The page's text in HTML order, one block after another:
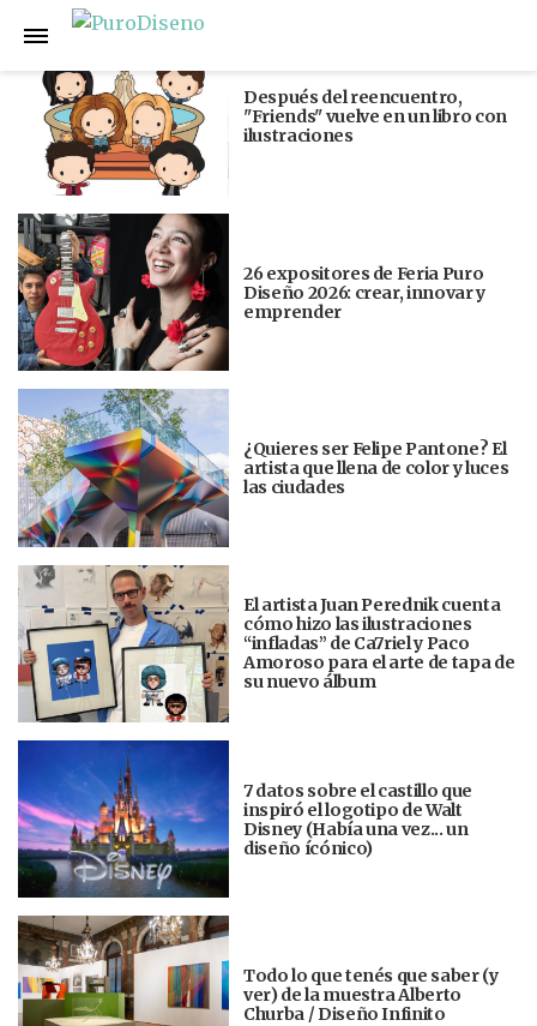
Anterior
Después del reencuentro,
"Friends" vuelve en un libro con
ilustraciones
26 expositores de Feria Puro
Diseño 2026: crear, innovar y
emprender
¿Quieres ser Felipe Pantone? El
artista que llena de color y luces
las ciudades
El artista Juan Perednik cuenta
cómo hizo las ilustraciones
“infladas” de Ca7riel y Paco
Amoroso para el arte de tapa de
su nuevo álbum
7 datos sobre el castillo que
inspiró el logotipo de Walt
Disney (Había una vez... un
diseño ícónico)
Todo lo que tenés que saber (y
ver) de la muestra Alberto
Churba / Diseño Infinito
Siguiente